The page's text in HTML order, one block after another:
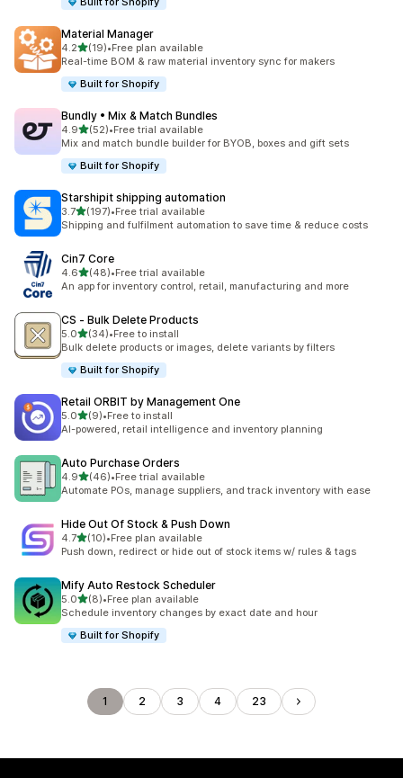
Material Manager
4.2เต็ม 5 ดาว
(19)
ทั้งหมด 19 รีวิว
•Free plan available
Real-time BOM & raw material inventory sync for makers
Built for Shopify
Bundly • Mix & Match Bundles
4.9เต็ม 5 ดาว
(52)
ทั้งหมด 52 รีวิว
•Free trial available
Mix and match bundle builder for BYOB, boxes and gift sets
Built for Shopify
Starshipit shipping automation
3.7เต็ม 5 ดาว
(197)
ทั้งหมด 197 รีวิว
•Free trial available
Shipping and fulfilment automation to save time & reduce costs
Cin7 Core
4.6เต็ม 5 ดาว
(48)
ทั้งหมด 48 รีวิว
•Free trial available
An app for inventory control, retail, manufacturing and more
CS ‑ Bulk Delete Products
5.0เต็ม 5 ดาว
(34)
ทั้งหมด 34 รีวิว
•Free to install
Bulk delete products or images, delete variants by filters
Built for Shopify
Retail ORBIT by Management One
5.0เต็ม 5 ดาว
(9)
ทั้งหมด 9 รีวิว
•Free to install
AI-powered, retail intelligence and inventory planning
Auto Purchase Orders
4.9เต็ม 5 ดาว
(46)
ทั้งหมด 46 รีวิว
•Free trial available
Automate POs, manage suppliers, and track inventory with ease
Hide Out Of Stock & Push Down
4.7เต็ม 5 ดาว
(10)
ทั้งหมด 10 รีวิว
•Free plan available
Push down, redirect or hide out of stock items w/ rules & tags
Mify Auto Restock Scheduler
5.0เต็ม 5 ดาว
(8)
ทั้งหมด 8 รีวิว
•Free plan available
Schedule inventory changes by exact date and hour
Built for Shopify
1 2 3 4 23